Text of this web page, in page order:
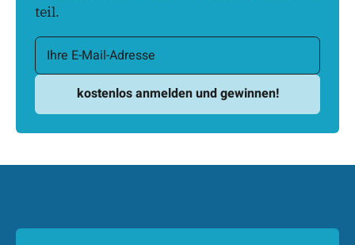
teil.